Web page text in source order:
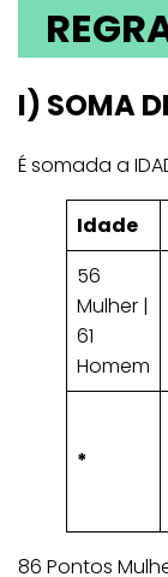
I) SOMA
É somada a
Idade
56
Mulher |
61
Homem
*
86 Pontos